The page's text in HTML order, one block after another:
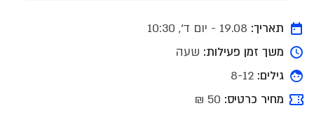
תאריך:
משך זמן פעילות: שעה
גילים:
מחיר כרטיס: